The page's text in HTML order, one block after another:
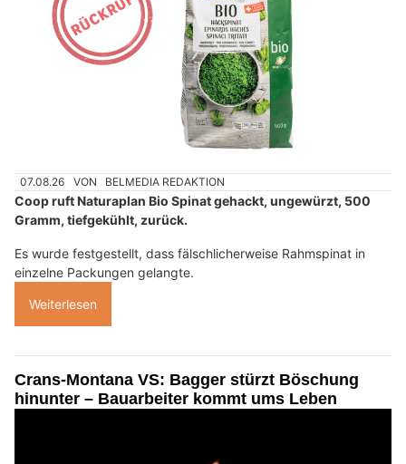
07.08.26 VON BELMEDIA REDAKTION
Coop ruft Naturaplan Bio Spinat gehackt, ungewürzt, 500
Gramm, tiefgekühlt, zurück.
Es wurde festgestellt, dass fälschlicherweise Rahmspinat in
einzelne Packungen gelangte.
Weiterlesen
Crans-Montana VS: Bagger stürzt Böschung
hinunter – Bauarbeiter kommt ums Leben